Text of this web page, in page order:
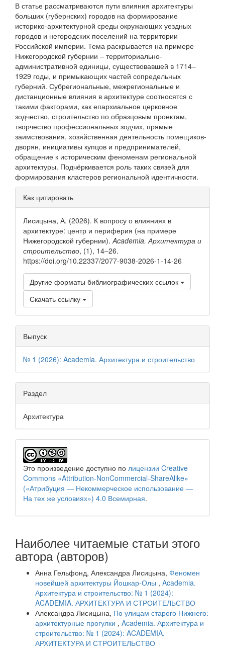
В статье рассматриваются пути влияния архитектуры
больших (губернских) городов на формирование
историко-архитектурной среды окружающих уездных
городов и негородских поселений на территории
Российской империи. Тема раскрывается на примере
Нижегородской губернии – территориально-
административной единицы, существовавшей в 1714–
1929 годы, и примыкающих частей сопредельных
губерний. Субрегиональные, межрегиональные и
дистанционные влияния в архитектуре соотносятся с
такими факторами, как епархиальное церковное
зодчество, строительство по образцовым проектам,
творчество профессиональных зодчих, прямые
заимствования, хозяйственная деятельность помещиков-
дворян, инициативы купцов и предпринимателей,
обращение к историческим феноменам региональной
архитектуры. Подчёркивается роль таких связей для
формирования кластеров региональной идентичности.
Информация
о статье
Как цитировать
Лисицына, А. (2026). К вопросу о влияниях в
архитектуре: центр и периферия (на примере
Нижегородской губернии).Academia. Архитектура и
строительство, (1), 14–26.
https://doi.org/10.22337/2077-9038-2026-1-14-26
Другие форматы библиографических ссылок
Скачать ссылку
Выпуск
№ 1 (2026): Academia. Архитектура и строительство
Раздел
Архитектура
Это произведение доступно по лицензии Creative
Commons «Attribution-NonCommercial-ShareAlike»
(«Атрибуция — Некоммерческое использование —
На тех же условиях») 4.0 Всемирная.
Наиболее читаемые статьи этого
автора (авторов)
Анна Гельфонд, Александра Лисицына, Феномен
новейшей архитектуры Йошкар-Олы , Academia.
Архитектура и строительство: № 1 (2024):
ACADEMIA. АРХИТЕКТУРА И СТРОИТЕЛЬСТВО
Александра Лисицына, По улицам старого Нижнего:
архитектурные прогулки , Academia. Архитектура и
строительство: № 1 (2024): ACADEMIA.
АРХИТЕКТУРА И СТРОИТЕЛЬСТВО